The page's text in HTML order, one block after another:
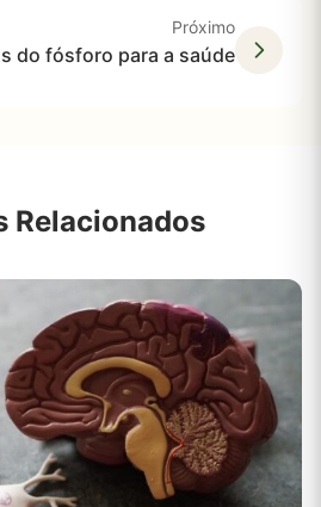
Próximo
do fósforo para a saúde
Relacionados